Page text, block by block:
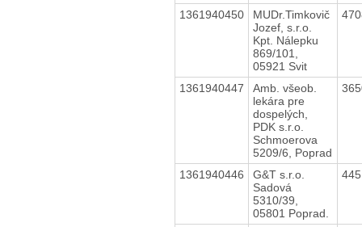
1361940450
MUDr.Timkovič
Jozef, s.r.o.
Kpt. Nálepku
869/101,
05921 Svit
1361940447
Amb. všeob.
lekára pre
dospelých,
PDK s.r.o.
Schmoerova
5209/6, Poprad
1361940446
G&T s.r.o.
Sadová
5310/39,
05801 Poprad.